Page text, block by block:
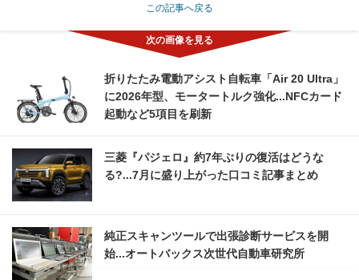
この記事へ戻る
折りたたみ電動アシスト自転車「Air 20 Ultra」
に2026年型、モータートルク強化...NFCカード
起動など5項目を刷新
三菱『パジェロ』約7年ぶりの復活はどうな
る?...7月に盛り上がった口コミ記事まとめ
純正スキャンツールで出張診断サービスを開
始...オートバックス次世代自動車研究所